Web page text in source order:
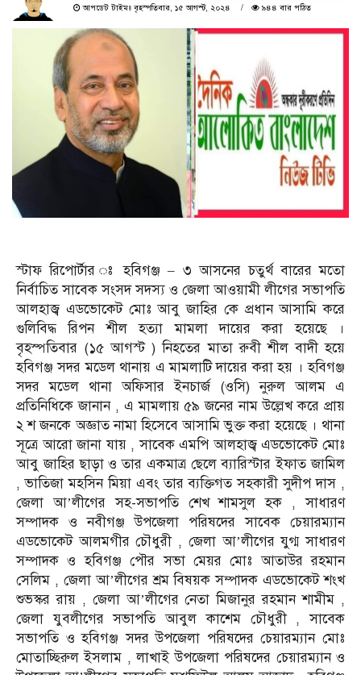
আপডেট টাইমঃ বৃহস্পতিবার, ১৫ আগস্ট, ২০২৪
৯৪৪ বার পঠিত
স্টাফ রিপোর্টার ঃ হবিগঞ্জ – ৩ আসনের চতুর্থ বারের মতো
নির্বাচিত সাবেক সংসদ সদস্য ও জেলা আওয়ামী লীগের সভাপতি
আলহাজ্ব এডভোকেট মোঃ আবু জাহির কে প্রধান আসামি করে
গুলিবিদ্ধ রিপন শীল হত্যা মামলা দায়ের করা হয়েছে ।
বৃহস্পতিবার (১৫ আগস্ট ) নিহতের মাতা রুবী শীল বাদী হয়ে
হবিগঞ্জ সদর মডেল থানায় এ মামলাটি দায়ের করা হয় । হবিগঞ্জ
সদর মডেল থানা অফিসার ইনচার্জ (ওসি) নুরুল আলম এ
প্রতিনিধিকে জানান , এ মামলায় ৫৯ জনের নাম উল্লেখ করে প্রায়
২ শ জনকে অজ্ঞাত নামা হিসেবে আসামি ভুক্ত করা হয়েছে । থানা
সূত্রে আরো জানা যায় , সাবেক এমপি আলহাজ্ব এডভোকেট মোঃ
আবু জাহির ছাড়া ও তার একমাত্র ছেলে ব্যারিস্টার ইফাত জামিল
, ভাতিজা মহসিন মিয়া এবং তার ব্যক্তিগত সহকারী সুদীপ দাস ,
জেলা আ’লীগের সহ-সভাপতি শেখ শামসুল হক , সাধারণ
সম্পাদক ও নবীগঞ্জ উপজেলা পরিষদের সাবেক চেয়ারম্যান
এডভোকেট আলমগীর চৌধুরী , জেলা আ’লীগের যুগ্ম সাধারণ
সম্পাদক ও হবিগঞ্জ পৌর সভা মেয়র মোঃ আতাউর রহমান
সেলিম , জেলা আ’লীগের শ্রম বিষয়ক সম্পাদক এডভোকেট শংখ
শুভস্কর রায় , জেলা আ’লীগের নেতা মিজানুর রহমান শামীম ,
জেলা যুবলীগের সভাপতি আবুল কাশেম চৌধুরী , সাবেক
সভাপতি ও হবিগঞ্জ সদর উপজেলা পরিষদের চেয়ারম্যান মোঃ
মোতাচ্ছিরুল ইসলাম , লাখাই উপজেলা পরিষদের চেয়ারম্যান ও